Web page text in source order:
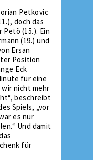
Petkovic
doch das
Petö (15.). Ein
(19.) und
Ersan
Position
Eck
für eine
wir nicht mehr
beschreibt
Spiels, „vor
es nur
Und damit
für